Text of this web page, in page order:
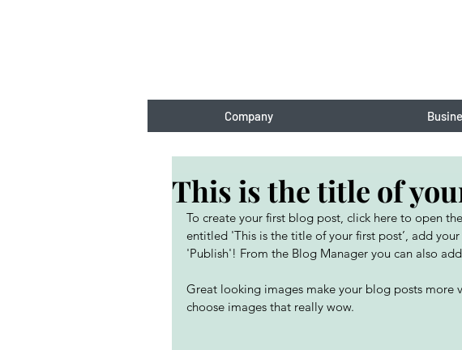
Company
This is the title of
To create your first blog post, click here to open
entitled 'This is the title of your first post’, add
'Publish'! From the Blog Manager you can also
Great looking images make your blog posts more
choose images that really wow.